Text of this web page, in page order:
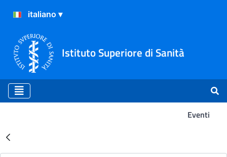
Istituto Superiore di Sanità
Eventi
Risultati della Ricerca -